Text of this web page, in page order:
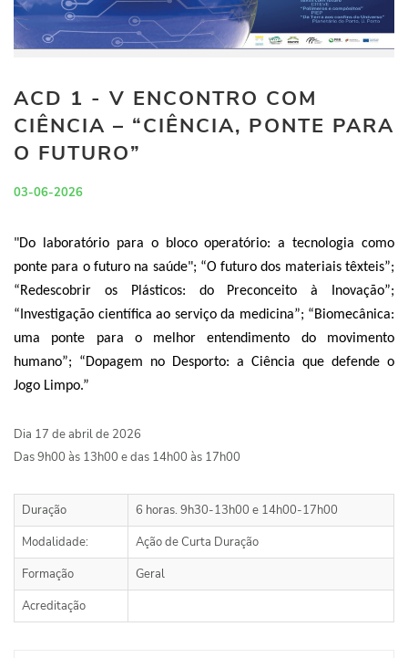
ACD 1 - V ENCONTRO COM
CIÊNCIA – “CIÊNCIA, PONTE PARA
O FUTURO”
03-06-2026
"Do laboratório para o bloco operatório: a tecnologia como
ponte para o futuro na saúde"; “O futuro dos materiais têxteis”;
“Redescobrir os Plásticos: do Preconceito à Inovação”;
“Investigação científica ao serviço da medicina”; “Biomecânica:
uma ponte para o melhor entendimento do movimento
humano”; “Dopagem no Desporto: a Ciência que defende o
Jogo Limpo.”
Dia 17 de abril de 2026
Das 9h00 às 13h00 e das 14h00 às 17h00
Duração
6 horas. 9h30-13h00 e 14h00-17h00
Modalidade:
Ação de Curta Duração
Formação
Geral
Acreditação